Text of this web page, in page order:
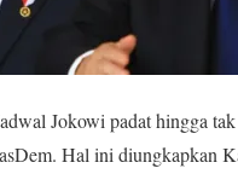
Jokowi padat hingga tak
Hal ini diungkapkan